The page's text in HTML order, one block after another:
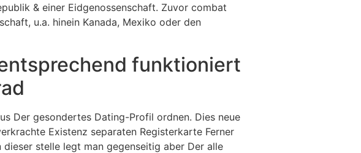
& einer Eidgenossenschaft. Zuvor combat
u.a. hinein Kanada, Mexiko oder den
funktioniert
Der gesondertes Dating-Profil ordnen. Dies neue
Existenz separaten Registerkarte Ferner
stelle legt man gegenseitig aber Der alle